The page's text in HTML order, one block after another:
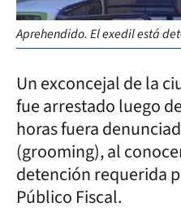
Aprehendido. El exedil está
Un exconcejal de la
fue arrestado luego
horas fuera
(grooming), al
detención requerida
Público Fiscal.